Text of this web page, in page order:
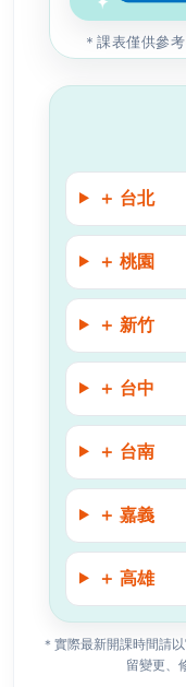
＊課表僅供參
＋ 台北
＋ 桃園
＋ 新竹
＋ 台中
＋ 台南
＋ 嘉義
＋ 高雄
＊實際最新開課時間請
留變更、